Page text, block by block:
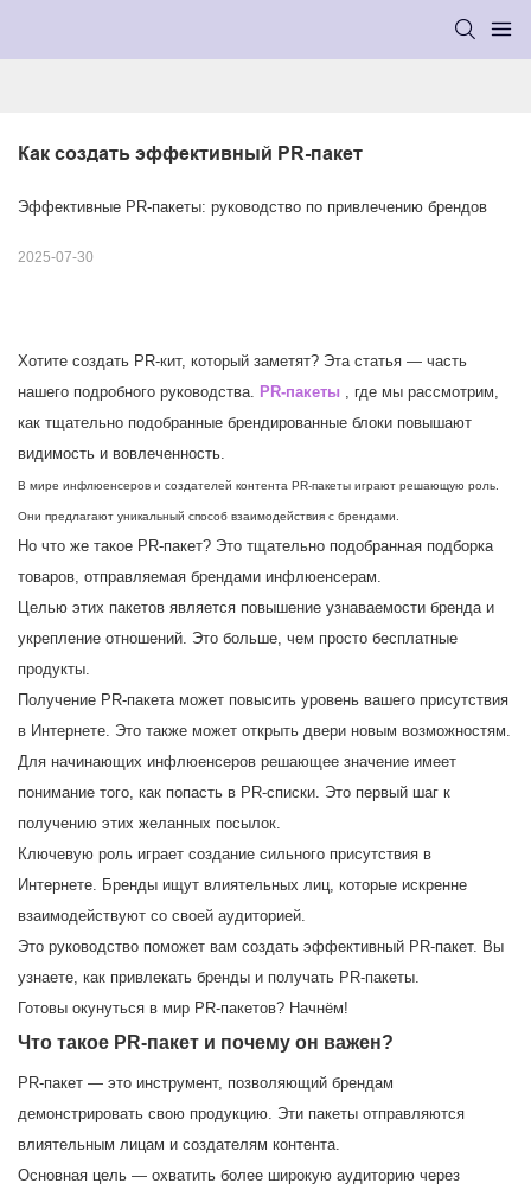
Как создать эффективный PR-пакет
Эффективные PR-пакеты: руководство по привлечению брендов
2025-07-30
Хотите создать PR-кит, который заметят? Эта статья — часть
нашего подробного руководства. PR-пакеты , где мы рассмотрим,
как тщательно подобранные брендированные блоки повышают
видимость и вовлеченность.
В мире инфлюенсеров и создателей контента PR-пакеты играют решающую роль.
Они предлагают уникальный способ взаимодействия с брендами.
Но что же такое PR-пакет? Это тщательно подобранная подборка
товаров, отправляемая брендами инфлюенсерам.
Целью этих пакетов является повышение узнаваемости бренда и
укрепление отношений. Это больше, чем просто бесплатные
продукты.
Получение PR-пакета может повысить уровень вашего присутствия
в Интернете. Это также может открыть двери новым возможностям.
Для начинающих инфлюенсеров решающее значение имеет
понимание того, как попасть в PR-списки. Это первый шаг к
получению этих желанных посылок.
Ключевую роль играет создание сильного присутствия в
Интернете. Бренды ищут влиятельных лиц, которые искренне
взаимодействуют со своей аудиторией.
Это руководство поможет вам создать эффективный PR-пакет. Вы
узнаете, как привлекать бренды и получать PR-пакеты.
Готовы окунуться в мир PR-пакетов? Начнём!
Что такое PR-пакет и почему он важен?
PR-пакет — это инструмент, позволяющий брендам
демонстрировать свою продукцию. Эти пакеты отправляются
влиятельным лицам и создателям контента.
Основная цель — охватить более широкую аудиторию через